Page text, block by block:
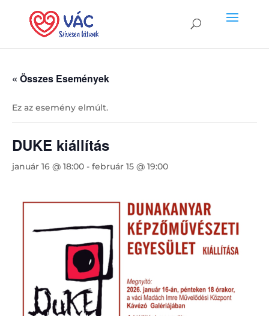
« Összes Események
Ez az esemény elmúlt.
DUKE kiállítás
január 16 @ 18:00 - február 15 @ 19:00